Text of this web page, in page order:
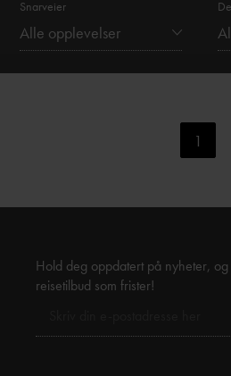
Snarveier
Alle opplevelser
1
Hold deg oppdatert på nyheter,
reisetilbud som frister!